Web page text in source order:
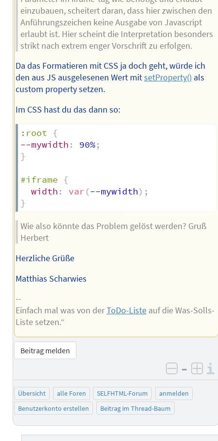
einzubauen, scheitert daran, dass hier zwischen den
Anführungszeichen keine Ausgabe von Javascript
erlaubt ist. Hier scheint die Interpretation besonders
strikt nach extrem enger Vorschrift zu erfolgen.
Da das Formatieren mit CSS ja doch geht, würde ich
den aus JS ausgelesenen Wert mitsetProperty() als
custom property setzen.
Im CSS hast du das dann so:
:root
{
--mywidth : 90%;
}
#iframe
{
width : var (--mywidth) ;
}
Wie also könnte das Problem gelöst werden? Gruß
Herbert
Herzliche Grüße
Matthias Scharwies
--
Einfach mal was von derToDo-Listeauf die Was-Solls-
Liste setzen.“
Beitrag melden
negativ
–
Übersicht alle Foren SELFHTML-Forum
anmelden
Benutzerkonto erstellen
Beitrag im Thread-Baum